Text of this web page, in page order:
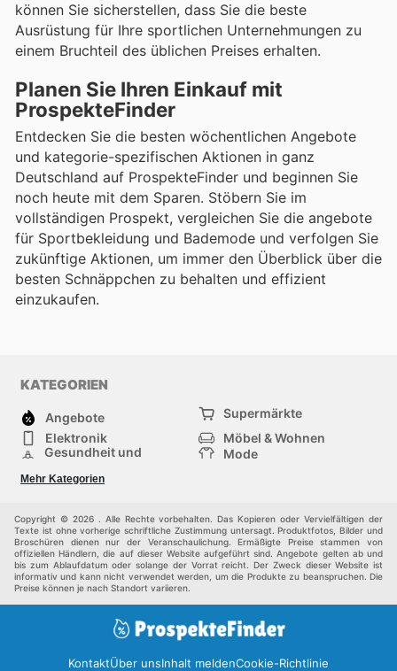
können Sie sicherstellen, dass Sie die beste
Ausrüstung für Ihre sportlichen Unternehmungen zu
einem Bruchteil des üblichen Preises erhalten.
Planen Sie Ihren Einkauf mit
ProspekteFinder
Entdecken Sie die besten wöchentlichen Angebote
und kategorie-spezifischen Aktionen in ganz
Deutschland auf ProspekteFinder und beginnen Sie
noch heute mit dem Sparen. Stöbern Sie im
vollständigen Prospekt, vergleichen Sie die angebote
für Sportbekleidung und Bademode und verfolgen Sie
zukünftige Aktionen, um immer den Überblick über die
besten Schnäppchen zu behalten und effizient
einzukaufen.
KATEGORIEN
Angebote
Supermärkte
Elektronik
Möbel & Wohnen
Gesundheit und
Mode
Sportartikel und
Sportbekleidung
Einkaufzentren
Andere
Mehr Kategorien
Copyright © 2026 . Alle Rechte vorbehalten. Das Kopieren oder Vervielfältigen der
Texte ist ohne vorherige schriftliche Zustimmung untersagt. Produktfotos, Bilder und
Broschüren dienen nur der Veranschaulichung. Ermäßigte Preise stammen von
offiziellen Händlern, die auf dieser Website aufgeführt sind. Angebote gelten ab und
bis zum Ablaufdatum oder solange der Vorrat reicht. Der Zweck dieser Website ist
informativ und kann nicht verwendet werden, um die Produkte zu beanspruchen. Die
Preise können je nach Standort variieren.
KontaktÜber unsInhalt meldenCookie-Richtlinie